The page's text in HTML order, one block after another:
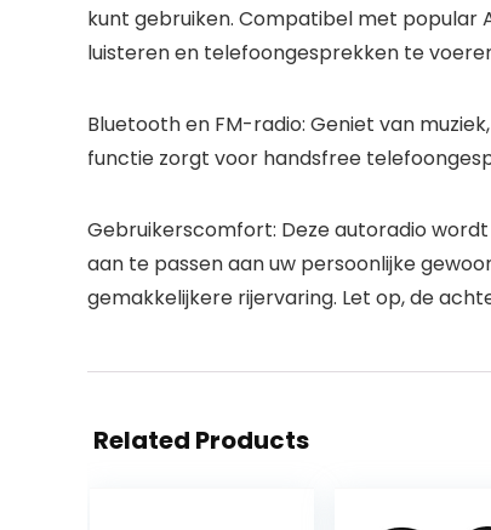
kunt gebruiken. Compatibel met popular
luisteren en telefoongesprekken te
Bluetooth en FM-radio: Geniet van
functie zorgt voor handsfree
Gebruikerscomfort: Deze autoradio
aan te passen aan uw persoonlijke
gemakkelijkere rijervaring. Let op, de
Related Products